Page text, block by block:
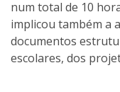
num total de 10
implicou também a
documentos
escolares, dos